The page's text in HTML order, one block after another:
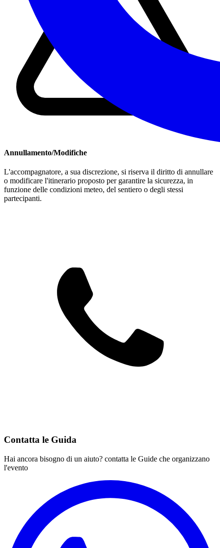
Annullamento/Modifiche
L'accompagnatore, a sua discrezione, si riserva il diritto di annullare
o modificare l'itinerario proposto per garantire la sicurezza, in
funzione delle condizioni meteo, del sentiero o degli stessi
partecipanti.
Contatta le Guida
Hai ancora bisogno di un aiuto? contatta le Guide che organizzano
l'evento